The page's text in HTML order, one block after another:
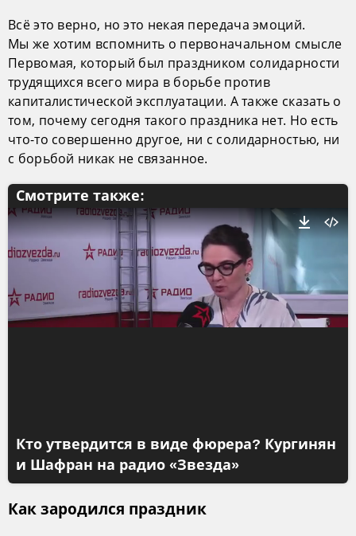
Всё это верно, но это некая передача эмоций.
Мы же хотим вспомнить о первоначальном смысле
Первомая, который был праздником солидарности
трудящихся всего мира в борьбе против
капиталистической эксплуатации. А также сказать о
том, почему сегодня такого праздника нет. Но есть
что-то совершенно другое, ни с солидарностью, ни
с борьбой никак не связанное.
Смотрите также:
Кто утвердится в виде фюрера? Кургинян
и Шафран на радио «Звезда»
Как зародился праздник